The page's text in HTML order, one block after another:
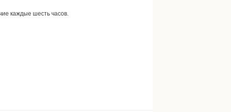
каждые шесть часов.